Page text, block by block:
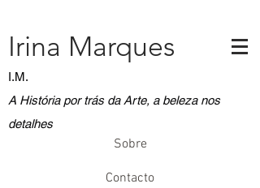
A História por trás da Arte, a beleza nos
detalhes
Irina Marques
I.M.
Sobre
Contacto